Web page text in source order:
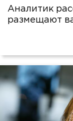
Аналитик
размещают